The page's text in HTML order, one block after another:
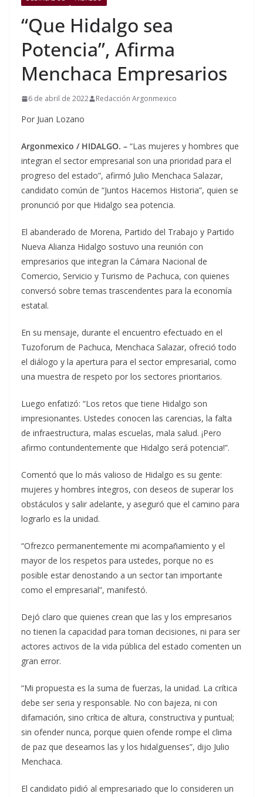
“Que Hidalgo sea
Potencia”, Afirma
Menchaca Empresarios
6 de abril de 2022 Redacción Argonmexico
Por Juan Lozano
Argonmexico / HIDALGO. – “Las mujeres y hombres que
integran el sector empresarial son una prioridad para el
progreso del estado”, afirmó Julio Menchaca Salazar,
candidato común de “Juntos Hacemos Historia”, quien se
pronunció por que Hidalgo sea potencia.
El abanderado de Morena, Partido del Trabajo y Partido
Nueva Alianza Hidalgo sostuvo una reunión con
empresarios que integran la Cámara Nacional de
Comercio, Servicio y Turismo de Pachuca, con quienes
conversó sobre temas trascendentes para la economía
estatal.
En su mensaje, durante el encuentro efectuado en el
Tuzoforum de Pachuca, Menchaca Salazar, ofreció todo
el diálogo y la apertura para el sector empresarial, como
una muestra de respeto por los sectores prioritarios.
Luego enfatizó: “Los retos que tiene Hidalgo son
impresionantes. Ustedes conocen las carencias, la falta
de infraestructura, malas escuelas, mala salud. ¡Pero
afirmo contundentemente que Hidalgo será potencia!”.
Comentó que lo más valioso de Hidalgo es su gente:
mujeres y hombres íntegros, con deseos de superar los
obstáculos y salir adelante, y aseguró que el camino para
lograrlo es la unidad.
“Ofrezco permanentemente mi acompañamiento y el
mayor de los respetos para ustedes, porque no es
posible estar denostando a un sector tan importante
como el empresarial”, manifestó.
Dejó claro que quienes crean que las y los empresarios
no tienen la capacidad para toman decisiones, ni para ser
actores activos de la vida pública del estado comenten un
gran error.
“Mi propuesta es la suma de fuerzas, la unidad. La crítica
debe ser seria y responsable. No con bajeza, ni con
difamación, sino crítica de altura, constructiva y puntual;
sin ofender nunca, porque quien ofende rompe el clima
de paz que deseamos las y los hidalguenses”, dijo Julio
Menchaca.
El candidato pidió al empresariado que lo consideren un